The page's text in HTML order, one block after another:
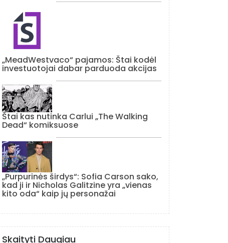
„MeadWestvaco“ pajamos: Štai kodėl
investuotojai dabar parduoda akcijas
Štai kas nutinka Carlui „The Walking
Dead“ komiksuose
„Purpurinės širdys“: Sofia Carson sako,
kad ji ir Nicholas Galitzine yra „vienas
kito oda“ kaip jų personažai
Skaityti Daugiau